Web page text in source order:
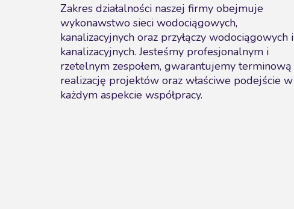
Zakres działalności naszej firmy obejmuje
wykonawstwo sieci wodociągowych,
kanalizacyjnych oraz przyłączy wodociągowych i
kanalizacyjnych. Jesteśmy profesjonalnym i
rzetelnym zespołem, gwarantujemy terminową
realizację projektów oraz właściwe podejście w
każdym aspekcie współpracy.